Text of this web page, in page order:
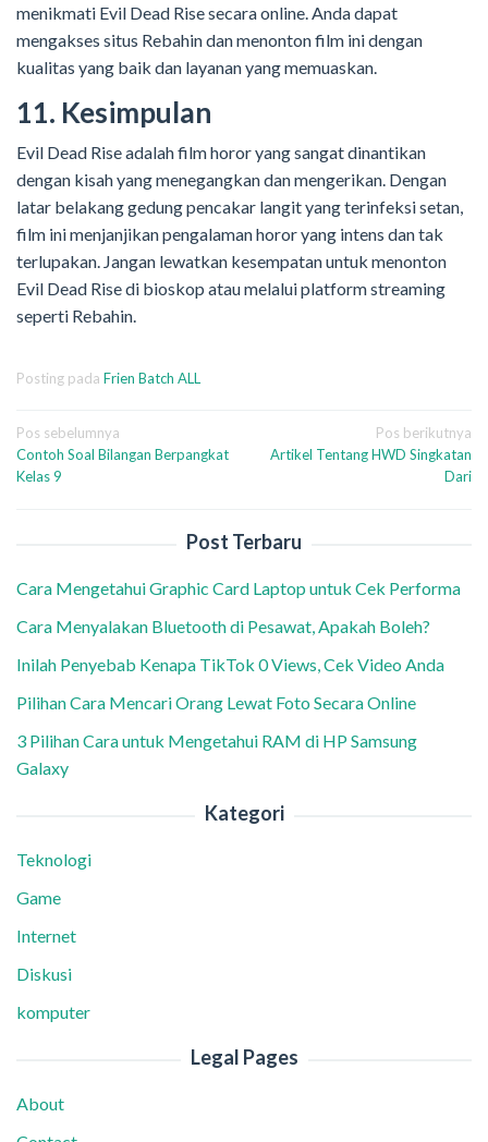
menikmati Evil Dead Rise secara online. Anda dapat
mengakses situs Rebahin dan menonton film ini dengan
kualitas yang baik dan layanan yang memuaskan.
11. Kesimpulan
Evil Dead Rise adalah film horor yang sangat dinantikan
dengan kisah yang menegangkan dan mengerikan. Dengan
latar belakang gedung pencakar langit yang terinfeksi setan,
film ini menjanjikan pengalaman horor yang intens dan tak
terlupakan. Jangan lewatkan kesempatan untuk menonton
Evil Dead Rise di bioskop atau melalui platform streaming
seperti Rebahin.
Posting pada Frien Batch ALL
Navigasi
pos
Pos sebelumnya
Contoh Soal Bilangan Berpangkat
Kelas 9
Pos berikutnya
Artikel Tentang HWD Singkatan
Dari
Post Terbaru
Cara Mengetahui Graphic Card Laptop untuk Cek Performa
Cara Menyalakan Bluetooth di Pesawat, Apakah Boleh?
Inilah Penyebab Kenapa TikTok 0 Views, Cek Video Anda
Pilihan Cara Mencari Orang Lewat Foto Secara Online
3 Pilihan Cara untuk Mengetahui RAM di HP Samsung
Galaxy
Kategori
Teknologi
Game
Internet
Diskusi
komputer
Legal Pages
About